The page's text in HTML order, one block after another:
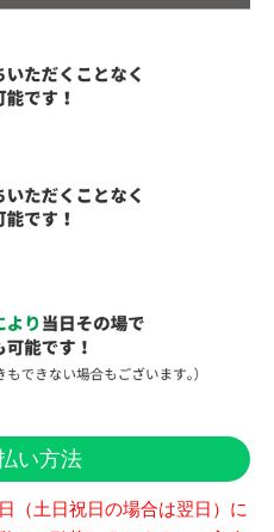
い方法
（土日祝日の場合は翌日）に